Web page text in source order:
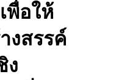
พื่อให้
งสรรค์
ง